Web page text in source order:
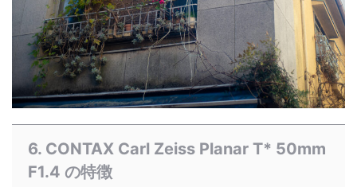
6. CONTAX Carl Zeiss Planar T* 50mm
F1.4 の特徴